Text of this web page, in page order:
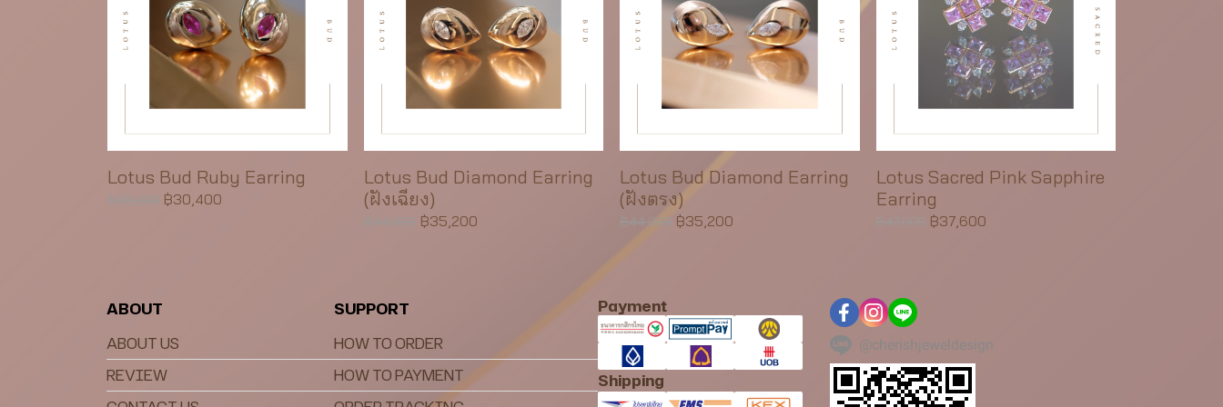
Lotus Bud Ruby Earring
฿38,000 ฿30,400
Lotus Bud Diamond Earring
(ฝังเฉียง)
฿35,200
Lotus Bud Diamond Earring
(ฝังตรง)
฿44,000 ฿35,200
Lotus Sacred Pink Sapphire
Earring
฿37,600
ABOUT
ABOUT US
REVIEW
SUPPORT
HOW TO ORDER
HOW TO PAYMENT
Payment
Shipping
@cherishjeweldesign